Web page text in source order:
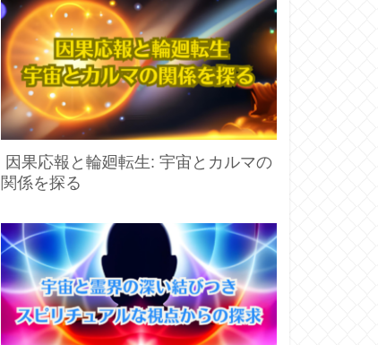
因果応報と輪廻転生: 宇宙とカルマの
関係を探る